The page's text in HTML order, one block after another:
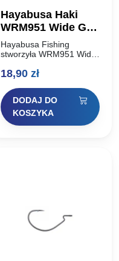
Hayabusa Haki
WRM951 Wide Gap
Offset Hook #2/0
Hayabusa Fishing
stworzyła WRM951 Wide
dwadzieścia lat temu. W
Fishing była wiodącym
innowatorem w
projektowaniu haków
wędkarskich w…
18,90 zł
DODAJ DO
KOSZYKA